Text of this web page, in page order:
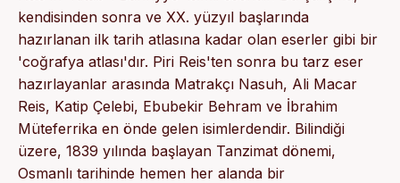
kendisinden sonra ve XX. yüzyıl başlarında
hazırlanan ilk tarih atlasına kadar olan eserler gibi bir
'coğrafya atlası'dır. Piri Reis'ten sonra bu tarz eser
hazırlayanlar arasında Matrakçı Nasuh, Ali Macar
Reis, Katip Çelebi, Ebubekir Behram ve İbrahim
Müteferrika en önde gelen isimlerdendir. Bilindiği
üzere, 1839 yılında başlayan Tanzimat dönemi,
Osmanlı tarihinde hemen her alanda bir